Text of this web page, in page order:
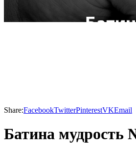
Share:FacebookTwitterPinterestVKEmail
Батина мудрость